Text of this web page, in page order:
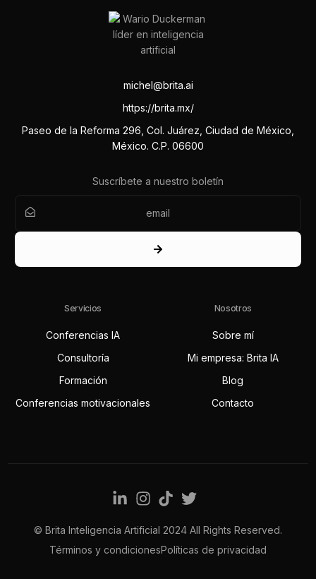
michel@brita.ai
https://brita.mx/
Paseo de la Reforma 296, Col. Juárez, Ciudad de México,
México. C.P. 06600
Suscríbete a nuestro boletín
Servicios
Conferencias IA
Consultoría
Formación
Conferencias motivacionales
Nosotros
Sobre mí
Mi empresa: Brita IA
Blog
Contacto
© Brita Inteligencia Artificial 2024 All Rights Reserved.
Términos y condicionesPolíticas de privacidad
Contact